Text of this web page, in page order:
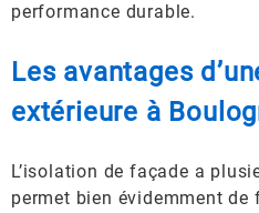
performance durable.
Les avantages
extérieure à
L’isolation de façade a
permet bien évidemment de